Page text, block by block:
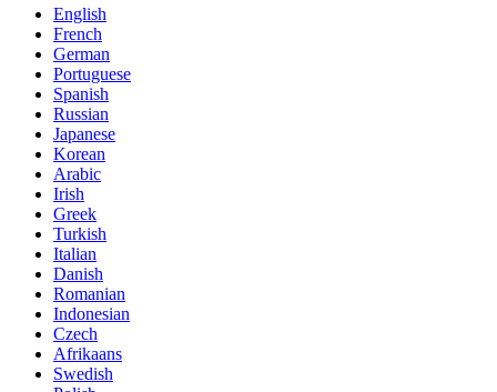
English
French
German
Portuguese
Spanish
Russian
Japanese
Korean
Arabic
Irish
Greek
Turkish
Italian
Danish
Romanian
Indonesian
Czech
Afrikaans
Swedish